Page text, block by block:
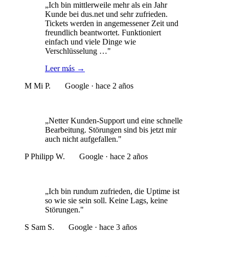
„Ich bin mittlerweile mehr als ein Jahr
Kunde bei dus.net und sehr zufrieden.
Tickets werden in angemessener Zeit und
freundlich beantwortet. Funktioniert
einfach und viele Dinge wie
Verschlüsselung …"
Leer más →
M Mi P. Google · hace 2 años
„Netter Kunden-Support und eine schnelle
Bearbeitung. Störungen sind bis jetzt mir
auch nicht aufgefallen."
P Philipp W. Google · hace 2 años
„Ich bin rundum zufrieden, die Uptime ist
so wie sie sein soll. Keine Lags, keine
Störungen."
S Sam S. Google · hace 3 años